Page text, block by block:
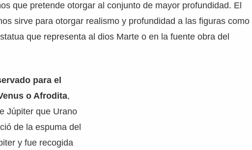
que pretende otorgar al conjunto de mayor profundidad. El
sirve para otorgar realismo y profundidad a las figuras como
que representa al dios Marte o en la fuente obra del
para el
o Afrodita,
Júpiter que Urano
de la espuma del
y fue recogida